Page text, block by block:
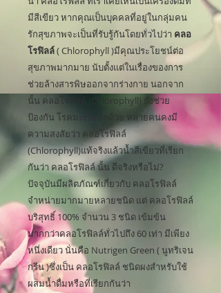
มีสีเขียว หากคุณเป็นบุคคลที่อยู่ในกลุ่มคน
รักสุขภาพจะเป็นที่รับรู้กันโดยทั่วไปว่า คลอ
โรฟิลล์( Chlorophyll )มีคุณประโยชน์ต่อ
สุขภาพมากมาย นับตั้งแต่ในเรื่องของการ
ช่วยล้างสารพิษออกจากร่างกาย นอกจาก
นั้น คลอโรฟิลล์ (Chlorophyll) ยังช่วย
ป้องกัน โรคมะเร็ง อีกด้วย หลายคนคงมี
ความสงสัยว่า คลอโรฟิลล์
(Chlorophyll)แท้จริงแล้วน้ำสีเขียวที่เรียก
กันว่า คลอโรฟิลล์ นั้น ดีจริงหรือไม่?
ปัจจุบันมีผลิตภัณฑ์เกี่ยวกับ คลอโรฟิลล์
จำหน่ายมากมายหลายชนิด แต่ คลอโรฟิลล์
บริสุทธิ์ 100% จำนวน 3 ชนิด เข้มข้น
มากกว่าคลอโรฟิลล์ทั่วไปถึง 60 เท่า มีเพียง
หนึ่งเดียว นั่นคือ Nutrigen Green ( นูทริเจน
กรีน )ซึ่งเป็น คลอโรฟิลล์ ชนิดผงสำหรับใช้
ผสมน้ำดื่มหรือที่เรียกกันว่า